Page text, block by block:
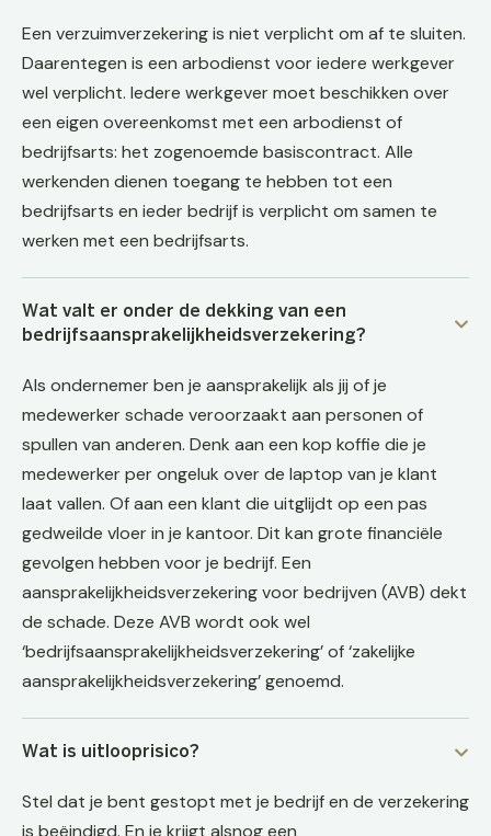
Een verzuimverzekering is niet verplicht om af te sluiten.
Daarentegen is een arbodienst voor iedere werkgever
wel verplicht. Iedere werkgever moet beschikken over
een eigen overeenkomst met een arbodienst of
bedrijfsarts: het zogenoemde basiscontract. Alle
werkenden dienen toegang te hebben tot een
bedrijfsarts en ieder bedrijf is verplicht om samen te
werken met een bedrijfsarts.
Wat valt er onder de dekking van een
bedrijfsaansprakelijkheidsverzekering?
Als ondernemer ben je aansprakelijk als jij of je
medewerker schade veroorzaakt aan personen of
spullen van anderen. Denk aan een kop koffie die je
medewerker per ongeluk over de laptop van je klant
laat vallen. Of aan een klant die uitglijdt op een pas
gedweilde vloer in je kantoor. Dit kan grote financiële
gevolgen hebben voor je bedrijf. Een
aansprakelijkheidsverzekering voor bedrijven (AVB) dekt
de schade. Deze AVB wordt ook wel
‘bedrijfsaansprakelijkheidsverzekering’ of ‘zakelijke
aansprakelijkheidsverzekering’ genoemd.
Wat is uitlooprisico?
Stel dat je bent gestopt met je bedrijf en de verzekering
is beëindigd. En je krijgt alsnog een